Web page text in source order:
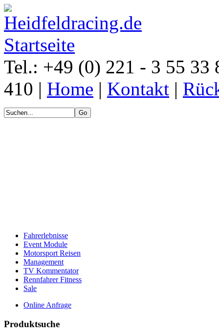
Tel.: +49 (0) 221 - 3 55 33
410 | Home | Kontakt |
Fahrerlebnisse
Event Module
Motorsport Reisen
Management
TV Kommentator
Rennfahrer Fitness
Sale
Online Anfrage
Produktsuche